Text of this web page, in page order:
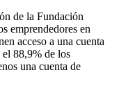
de la Fundación
emprendedores en
acceso a una cuenta
el 88,9% de los
una cuenta de